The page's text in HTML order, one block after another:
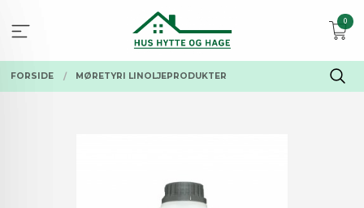
innholdet
0
FORSIDE MØRETYRI LINOLJEPRODUKTER